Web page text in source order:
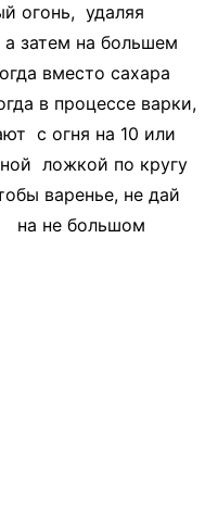
огонь, удаляя
затем на большем
вместо сахара
в процессе варки,
с огня на 10 или
ложкой по кругу
варенье, не дай
на не большом